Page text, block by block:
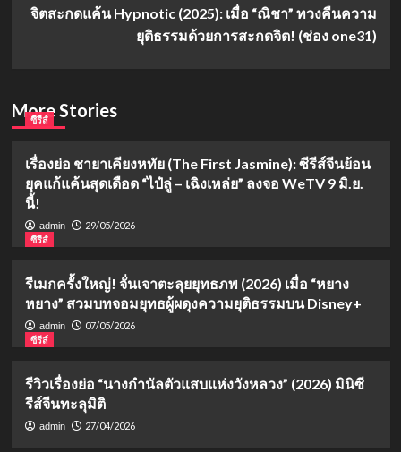
จิตสะกดแค้น Hypnotic (2025): เมื่อ “ณิชา” ทวงคืนความ
ยุติธรรมด้วยการสะกดจิต! (ช่อง one31)
More Stories
ซีรีส์
เรื่องย่อ ชายาเคียงหทัย (The First Jasmine): ซีรีส์จีนย้อน
ยุคแก้แค้นสุดเดือด “ไป๋ลู่ – เฉิงเหล่ย” ลงจอ WeTV 9 มิ.ย.
นี้!
admin
29/05/2026
ซีรีส์
รีเมกครั้งใหญ่! จั่นเจาตะลุยยุทธภพ (2026) เมื่อ “หยาง
หยาง” สวมบทจอมยุทธผู้ผดุงความยุติธรรมบน Disney+
admin
07/05/2026
ซีรีส์
รีวิวเรื่องย่อ “นางกำนัลตัวแสบแห่งวังหลวง” (2026) มินิซี
รีส์จีนทะลุมิติ
admin 27/04/2026